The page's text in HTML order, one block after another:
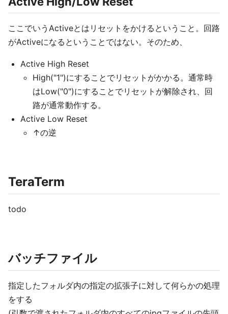
ここでいうActiveとはリセットをかけるということ。回路
がActiveになるということではない。そのため、
Active High Reset
High("1")にすることでリセットがかかる。通常時
はLow("0")にすることでリセットが解除され、回
路が通常動作する。
Active Low Reset
↑の逆
TeraTerm
todo
バッチファイル
指定したフォルダ内の指定の拡張子に対して何らかの処理
をする